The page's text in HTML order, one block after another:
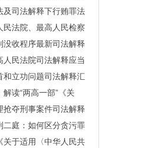
及司法解释下行贿罪法
民法院、最高人民检察
没收程序最新司法解释
人民法院司法解释应当
和立功问题司法解释汇
解读“两高一部”《关
抢夺刑事案件司法解释
二庭：如何区分贪污罪
关于适用〈中华人民共